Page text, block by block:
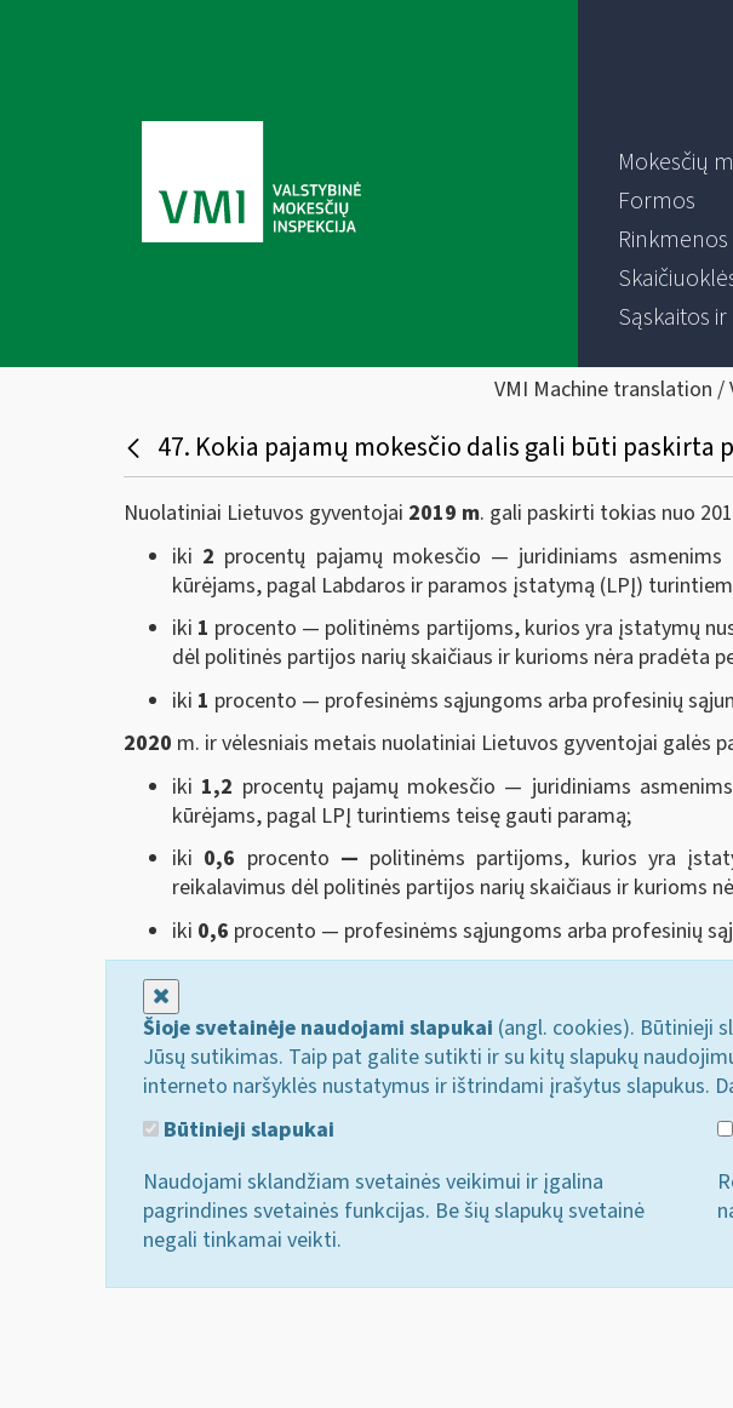
Mokesčių
Formos
Sąskaitos
VMI Machine translation
47. Kokia pajamų mokesčio dalis gali būti paskirta
Nuolatiniai Lietuvos gyventojai 2019 m. gali paskirti tokias nuo
iki 2 procentų pajamų mokesčio — juridiniams
kūrėjams, pagal Labdaros ir paramos įstatymą (LPĮ)
iki 1 procento — politinėms partijoms, kurios yra įstatymų
dėl politinės partijos narių skaičiaus ir kurioms nėra pradėta
iki 1 procento — profesinėms sąjungoms arba profesinių
2020 m. ir vėlesniais metais nuolatiniai Lietuvos gyventojai galės
iki 1,2 procentų pajamų mokesčio — juridiniams
kūrėjams, pagal LPĮ turintiems teisę gauti paramą;
iki 0,6 procento — politinėms partijoms, kurios yra
reikalavimus dėl politinės partijos narių skaičiaus ir kurioms
iki 0,6 procento — profesinėms sąjungoms arba profesinių
Šioje svetainėje naudojami slapukai (angl. cookies). Būtinieji
Jūsų sutikimas. Taip pat galite sutikti ir su kitų slapukų
interneto naršyklės nustatymus ir ištrindami įrašytus slapukus.
Būtinieji slapukai
Naudojami sklandžiam svetainės veikimui ir įgalina
pagrindines svetainės funkcijas. Be šių slapukų svetainė
negali tinkamai veikti.